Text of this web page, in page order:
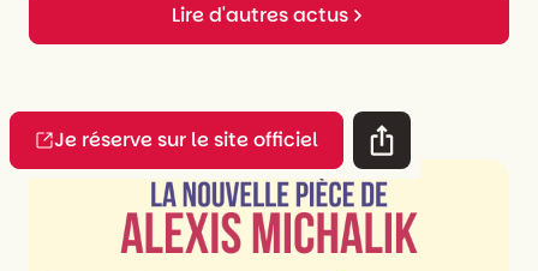
Lire d'autres actus
Je réserve sur le site officiel